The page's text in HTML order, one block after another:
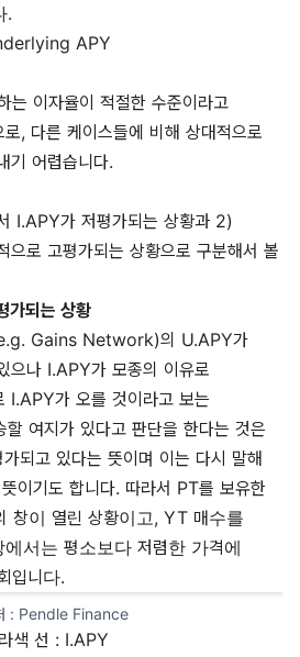
.
APY
이자율이 적절한 수준이라고
, 다른 케이스들에 비해 상대적으로
기 어렵습니다.
I.APY가 저평가되는 상황과 2)
로 고평가되는 상황으로 구분해서 볼
가되는 상황
Gains Network)의 U.APY가
으나 I.APY가 모종의 이유로
I.APY가 오를 것이라고 보는
여지가 있다고 판단을 한다는 것은
되고 있다는 뜻이며 이는 다시 말해
이기도 합니다. 따라서 PT를 보유한
창이 열린 상황이고, YT 매수를
서는 평소보다 저렴한 가격에
입니다.
: Pendle Finance
색 선 : I.APY